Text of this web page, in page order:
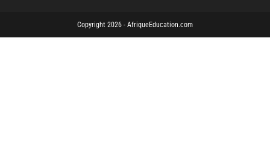
Copyright 2026 - AfriqueEducation.com